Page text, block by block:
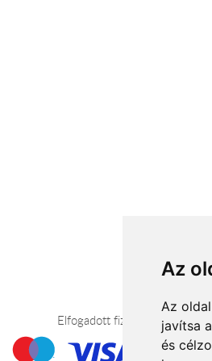
Az
Az
javítsa
és
Elfogadott fizetési módok